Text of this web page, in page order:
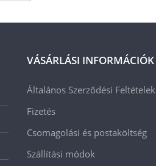
VÁSÁRLÁSI INFORMÁCIÓK
Általános Szerződési Feltételek
Fizetés
Csomagolási és postaköltség
Szállítási módok